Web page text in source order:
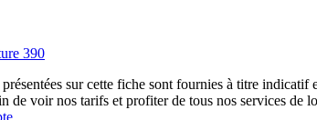
390
sur cette fiche sont fournies à titre
de voir nos tarifs et profiter de tous nos services de